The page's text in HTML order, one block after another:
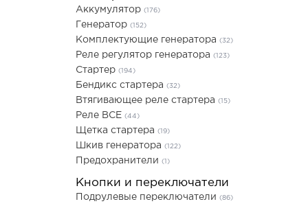
Аккумулятор (176)
Генератор (152)
Комплектующие генератора (32)
Реле регулятор генератора (123)
Стартер (194)
Бендикс стартера (32)
Втягивающее реле стартера (15)
Реле ВСЕ (44)
Щетка стартера (19)
Шкив генератора (122)
Предохранители (1)
Кнопки и переключатели
Подрулевые переключатели (86)